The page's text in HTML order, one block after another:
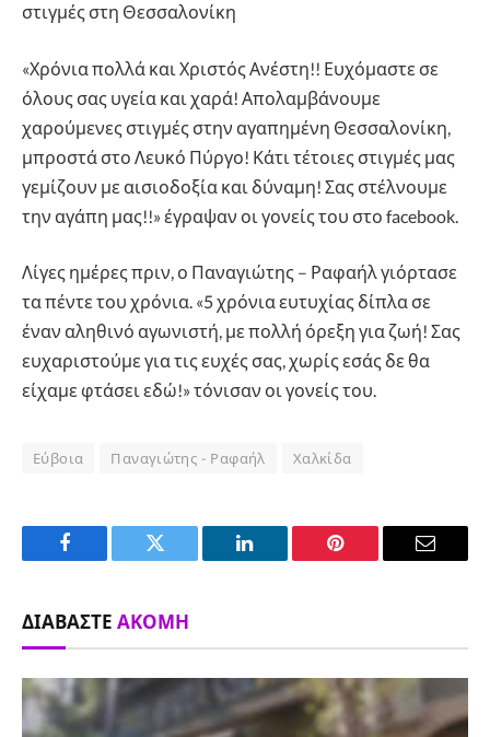
στιγμές στη Θεσσαλονίκη
«Χρόνια πολλά και Χριστός Ανέστη!! Ευχόμαστε σε
όλους σας υγεία και χαρά! Απολαμβάνουμε
χαρούμενες στιγμές στην αγαπημένη Θεσσαλονίκη,
μπροστά στο Λευκό Πύργο! Κάτι τέτοιες στιγμές μας
γεμίζουν με αισιοδοξία και δύναμη! Σας στέλνουμε
την αγάπη μας!!» έγραψαν οι γονείς του στο facebook.
Λίγες ημέρες πριν, ο Παναγιώτης – Ραφαήλ γιόρτασε
τα πέντε του χρόνια. «5 χρόνια ευτυχίας δίπλα σε
έναν αληθινό αγωνιστή, με πολλή όρεξη για ζωή! Σας
ευχαριστούμε για τις ευχές σας, χωρίς εσάς δε θα
είχαμε φτάσει εδώ!» τόνισαν οι γονείς του.
Εύβοια Παναγιώτης - Ραφαήλ Χαλκίδα
Facebook Twitter LinkedIn Pinterest Email
ΔΙΑΒΆΣΤΕ ΑΚΌΜΗ